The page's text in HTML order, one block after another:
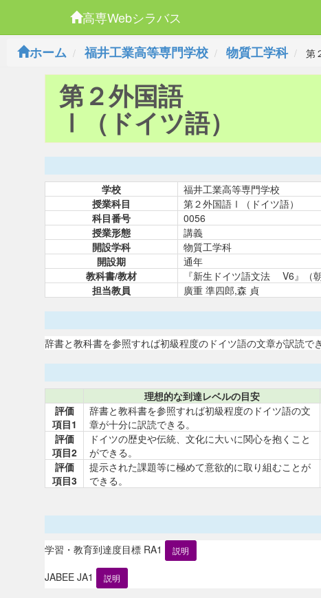
高専Webシラバス
ホーム
福井工業高等専門学校 物質工学科 第
第２外国語
Ⅰ（ドイツ語）
学校 福井工業高等専門学校
授業科目
第２外国語Ⅰ（ドイツ語）
科目番号
0056
授業形態
講義
開設学科
物質工学科
開設期
通年
教科書/教材
『新生ドイツ語文法 V6』（朝
担当教員
廣重 準四郎,森 貞
辞書と教科書を参照すれば初級程度のドイツ語の文章が訳読で
理想的な到達レベルの目安
評価
項目1
辞書と教科書を参照すれば初級程度のドイツ語の文
章が十分に訳読できる。
評価
項目2
ドイツの歴史や伝統、文化に大いに関心を抱くこと
ができる。
評価
項目3
提示された課題等に極めて意欲的に取り組むことが
できる。
学習・教育到達度目標 RA1 説明
JABEE JA1 説明